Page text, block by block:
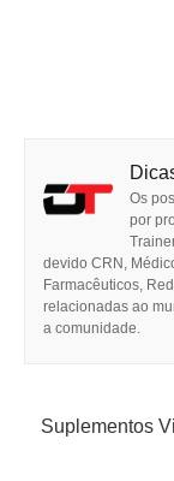
Os
por
devido CRN,
Farmacêuticos,
relacionadas ao
a comunidade.
Suplementos